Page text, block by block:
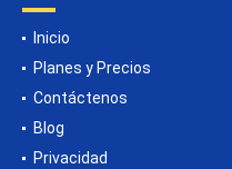
Inicio
Planes y Precios
Contáctenos
Blog
Privacidad